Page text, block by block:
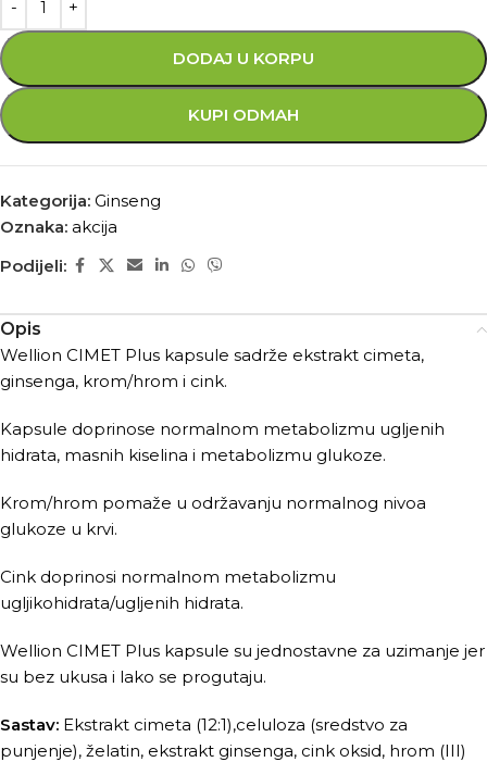
DODAJ U KORPU
KUPI ODMAH
Kategorija: Ginseng
Oznaka: akcija
Podijeli:
Opis
Wellion CIMET Plus kapsule sadrže ekstrakt cimeta,
ginsenga, krom/hrom i cink.
Kapsule doprinose normalnom metabolizmu ugljenih
hidrata, masnih kiselina i metabolizmu glukoze.
Krom/hrom pomaže u održavanju normalnog nivoa
glukoze u krvi.
Cink doprinosi normalnom metabolizmu
ugljikohidrata/ugljenih hidrata.
Wellion CIMET Plus kapsule su jednostavne za uzimanje jer
su bez ukusa i lako se progutaju.
Sastav: Ekstrakt cimeta (12:1),celuloza (sredstvo za
punjenje), želatin, ekstrakt ginsenga, cink oksid, hrom (III)